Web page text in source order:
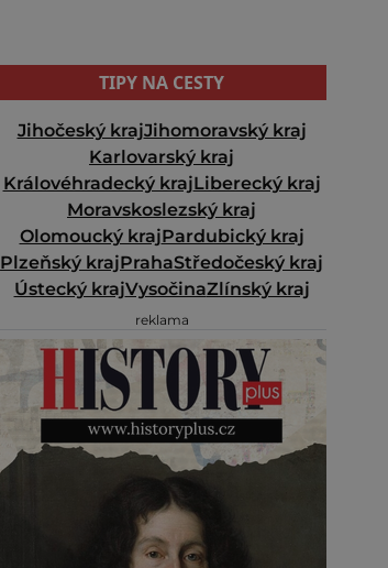
TIPY NA CESTY
Jihočeský krajJihomoravský kraj
Karlovarský kraj
Královéhradecký krajLiberecký kraj
Moravskoslezský kraj
Olomoucký krajPardubický kraj
Plzeňský krajPrahaStředočeský kraj
Ústecký krajVysočinaZlínský kraj
reklama